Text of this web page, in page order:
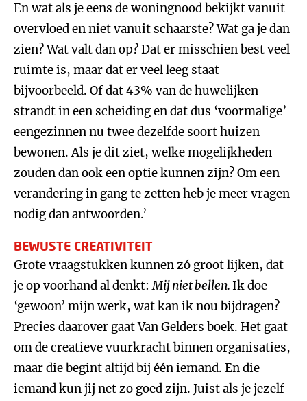
En wat als je eens de woningnood bekijkt vanuit
overvloed en niet vanuit schaarste? Wat ga je dan
zien? Wat valt dan op? Dat er misschien best veel
ruimte is, maar dat er veel leeg staat
bijvoorbeeld. Of dat 43% van de huwelijken
strandt in een scheiding en dat dus ‘voormalige’
eengezinnen nu twee dezelfde soort huizen
bewonen. Als je dit ziet, welke mogelijkheden
zouden dan ook een optie kunnen zijn? Om een
verandering in gang te zetten heb je meer vragen
nodig dan antwoorden.’
BEWUSTE CREATIVITEIT
Grote vraagstukken kunnen zó groot lijken, dat
je op voorhand al denkt:Mij niet bellen.Ik doe
‘gewoon’ mijn werk, wat kan ik nou bijdragen?
Precies daarover gaat Van Gelders boek. Het gaat
om de creatieve vuurkracht binnen organisaties,
maar die begint altijd bij één iemand. En die
iemand kun jij net zo goed zijn. Juist als je jezelf